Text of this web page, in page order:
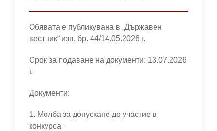
Обявата е публикувана в „Държавен
вестник“ изв. бр. 44/14.05.2026 г.
Срок за подаване на документи: 13.07.2026
г.
Документи:
1. Молба за допускане до участие в
конкурса;